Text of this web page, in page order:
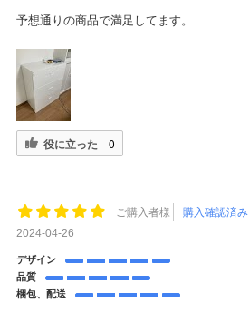
予想通りの商品で満足してます。
役に立った 0
ご購入者様
購入確認済み
2024-04-26
デザイン
品質
梱包、配送